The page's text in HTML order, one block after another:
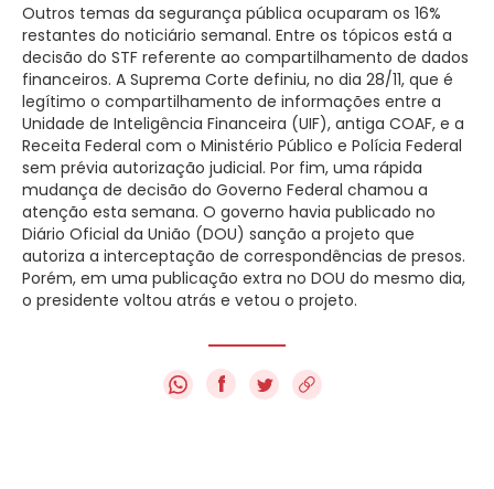
Outros temas da segurança pública ocuparam os 16%
restantes do noticiário semanal. Entre os tópicos está a
decisão do STF referente ao compartilhamento de dados
financeiros. A Suprema Corte definiu, no dia 28/11, que é
legítimo o compartilhamento de informações entre a
Unidade de Inteligência Financeira (UIF), antiga COAF, e a
Receita Federal com o Ministério Público e Polícia Federal
sem prévia autorização judicial. Por fim, uma rápida
mudança de decisão do Governo Federal chamou a
atenção esta semana. O governo havia publicado no
Diário Oficial da União (DOU) sanção a projeto que
autoriza a interceptação de correspondências de presos.
Porém, em uma publicação extra no DOU do mesmo dia,
o presidente voltou atrás e vetou o projeto.
f